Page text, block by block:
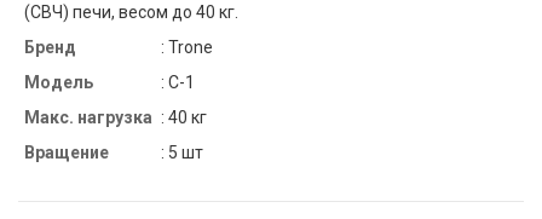
(СВЧ) печи, весом до 40 кг.
Бренд
: Trone
Модель
: C-1
Макс. нагрузка : 40 кг
Вращение
: 5 шт